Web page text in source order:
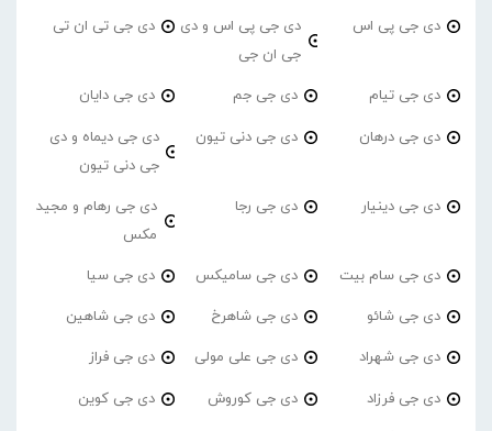
دی جی پی اس
دی جی پی اس و دی
جی ان جی
دی جی تی ان تی
دی جی تیام دی جی جم دی جی دایان
دی جی درهان دی جی دنی تیون
دی جی دیماه و دی
جی دنی تیون
دی جی دینیار دی جی رجا
دی جی رهام و مجید
مکس
دی جی سام بیت دی جی سامیکس دی جی سیا
دی جی شائو دی جی شاهرخ دی جی شاهین
دی جی شهراد دی جی علی مولی دی جی فراز
دی جی فرزاد دی جی کوروش دی جی کوین